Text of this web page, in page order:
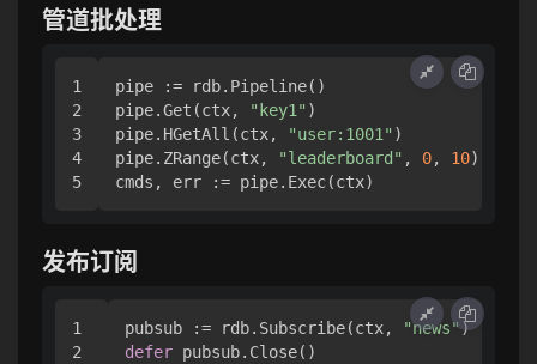
管道批处理
1
2
3
4
pipe := rdb.Pipeline()
pipe.Get(ctx,
"key1" )
pipe.HGetAll(ctx,
"user:1001" )
pipe.ZRange(ctx,
"leaderboard" , 0, 10)
发布订阅
1
2
pubsub := rdb.Subscribe(ctx, "news"
defer pubsub.Close()